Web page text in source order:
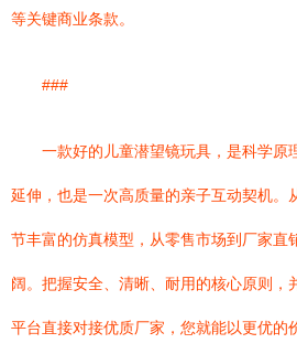
等关键商业条款。
###
一款好的儿童潜望镜玩具，是科学原
延伸，也是一次高质量的亲子互动契机。
节丰富的仿真模型，从零售市场到厂家直
阔。把握安全、清晰、耐用的核心原则，
平台直接对接优质厂家，您就能以更优的